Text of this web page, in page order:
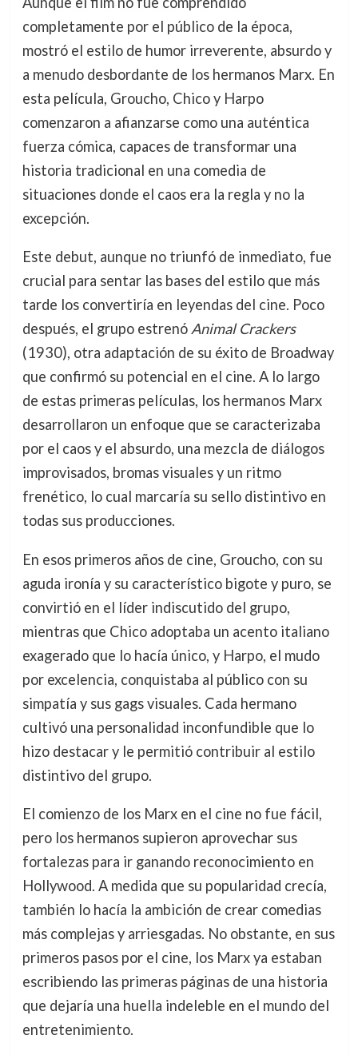
completamente por el público de la época,
mostró el estilo de humor irreverente, absurdo y
a menudo desbordante de los hermanos Marx. En
esta película, Groucho, Chico y Harpo
comenzaron a afianzarse como una auténtica
fuerza cómica, capaces de transformar una
historia tradicional en una comedia de
situaciones donde el caos era la regla y no la
excepción.
Este debut, aunque no triunfó de inmediato, fue
crucial para sentar las bases del estilo que más
tarde los convertiría en leyendas del cine. Poco
después, el grupo estrenóAnimal Crackers
(1930), otra adaptación de su éxito de Broadway
que confirmó su potencial en el cine. A lo largo
de estas primeras películas, los hermanos Marx
desarrollaron un enfoque que se caracterizaba
por el caos y el absurdo, una mezcla de diálogos
improvisados, bromas visuales y un ritmo
frenético, lo cual marcaría su sello distintivo en
todas sus producciones.
En esos primeros años de cine, Groucho, con su
aguda ironía y su característico bigote y puro, se
convirtió en el líder indiscutido del grupo,
mientras que Chico adoptaba un acento italiano
exagerado que lo hacía único, y Harpo, el mudo
por excelencia, conquistaba al público con su
simpatía y sus gags visuales. Cada hermano
cultivó una personalidad inconfundible que lo
hizo destacar y le permitió contribuir al estilo
distintivo del grupo.
El comienzo de los Marx en el cine no fue fácil,
pero los hermanos supieron aprovechar sus
fortalezas para ir ganando reconocimiento en
Hollywood. A medida que su popularidad crecía,
también lo hacía la ambición de crear comedias
más complejas y arriesgadas. No obstante, en sus
primeros pasos por el cine, los Marx ya estaban
escribiendo las primeras páginas de una historia
que dejaría una huella indeleble en el mundo del
entretenimiento.